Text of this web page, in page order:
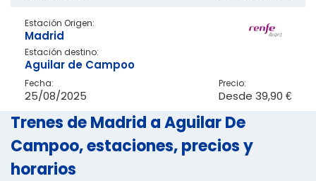
Estación Origen:
Madrid
Estación destino:
Aguilar de Campoo
Fecha:
25/08/2025
Precio:
Desde 39,90 €
Trenes de Madrid a Aguilar De
Campoo, estaciones, precios y
horarios